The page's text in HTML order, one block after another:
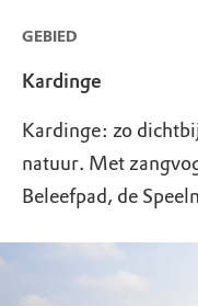
GEBIED
Kardinge
Kardinge: zo
natuur. Met
Beleefpad, de